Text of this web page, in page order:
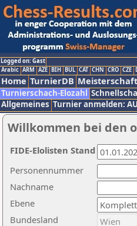
Logged on: Gast
Arabic ARM AZE BIH BUL CAT CHN CRO CZE
Home TurnierDB Meisterschaft
Turnierschach-Elozahl
Allgemeines Turnier anmelden:
Willkommen bei den
Nachname
Ebene
Personennummer
Bundesland
FIDE-Elolisten Stand